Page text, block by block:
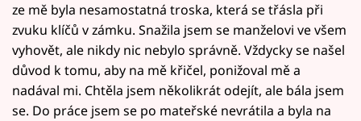
ze mě byla nesamostatná troska, která se třásla při
zvuku klíčů v zámku. Snažila jsem se manželovi ve všem
vyhovět, ale nikdy nic nebylo správně. Vždycky se našel
důvod k tomu, aby na mě křičel, ponižoval mě a
nadával mi. Chtěla jsem několikrát odejít, ale bála jsem
se. Do práce jsem se po mateřské nevrátila a byla na